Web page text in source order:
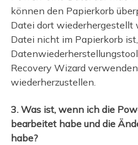
können den Papierkorb
Datei dort wiederhergestellt
Datei nicht im Papierkorb
Recovery Wizard
wiederherzustellen.
3. Was ist, wenn ich die
bearbeitet habe und die
habe?